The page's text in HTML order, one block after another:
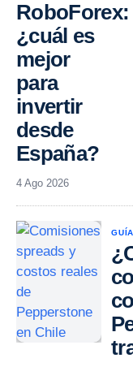
RoboForex:
¿cuál es
mejor
para
invertir
desde
España?
4 Ago 2026